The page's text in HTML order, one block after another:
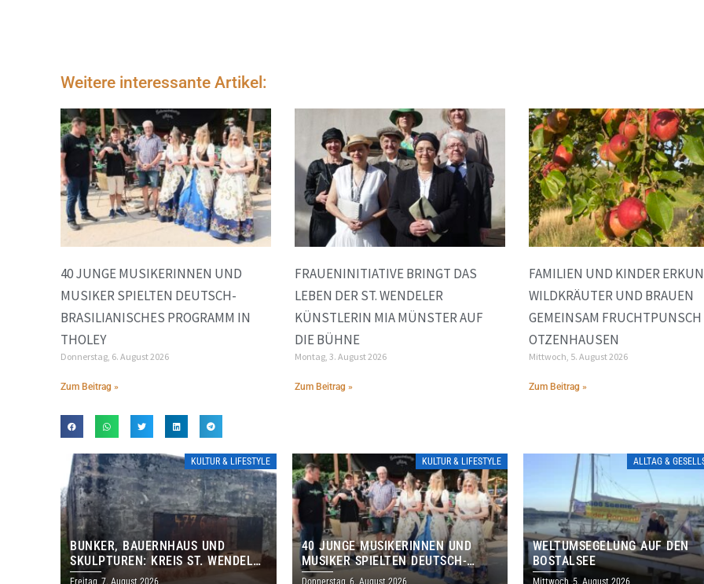
Weitere interessante Artikel:
40 JUNGE MUSIKERINNEN UND
MUSIKER SPIELTEN DEUTSCH-
BRASILIANISCHES PROGRAMM IN
THOLEY
Donnerstag, 6. August 2026
Zum Beitrag »
FRAUENINITIATIVE BRINGT DAS
LEBEN DER ST. WENDELER
KÜNSTLERIN MIA MÜNSTER AUF
DIE BÜHNE
Montag, 3. August 2026
Zum Beitrag »
FAMILIEN UND KINDER
WILDKRÄUTER UND BRAUEN
GEMEINSAM FRUCHTPUNSCH
OTZENHAUSEN
Mittwoch, 5. August 2026
Zum Beitrag »
KULTUR & LIFESTYLE
BUNKER, BAUERNHAUS UND
SKULPTUREN: KREIS ST. WENDEL
LÄDT ZUM TAG DES OFFENEN
KULTUR & LIFESTYLE
40 JUNGE MUSIKERINNEN UND
MUSIKER SPIELTEN DEUTSCH-
BRASILIANISCHES PROGRAMM IN
ALLTAG &
WELTUMSEGELUNG AUF DEN
BOSTALSEE